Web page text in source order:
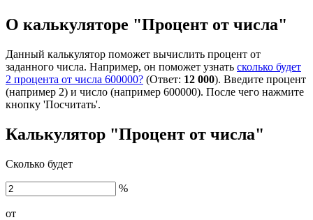
О калькуляторе "Процент от числа"
Данный калькулятор поможет вычислить процент от
заданного числа. Например, он поможет узнать сколько будет
2 процента от числа 600000? (Ответ: 12 000). Введите процент
(например 2) и число (например 600000). После чего нажмите
кнопку 'Посчитать'.
Калькулятор "Процент от числа"
Сколько будет
%
от